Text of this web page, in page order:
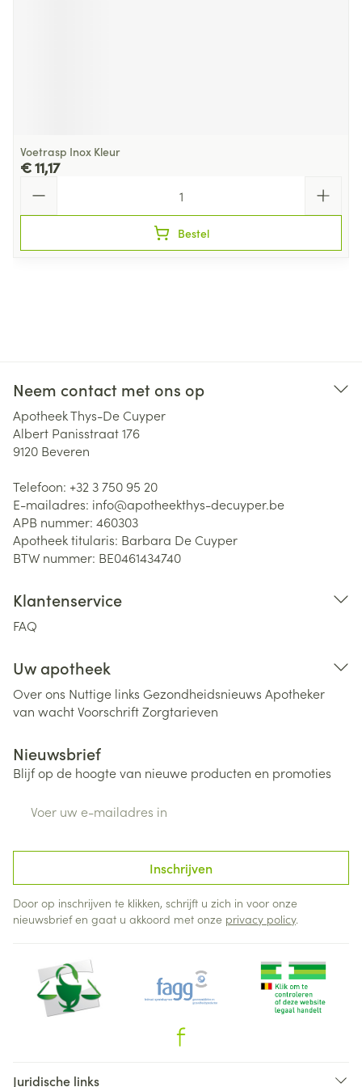
Voetrasp Inox Kleur
€ 11,17
Bestel
Neem contact met ons op
Apotheek Thys-De Cuyper
Albert Panisstraat 176
9120 Beveren
Telefoon: +32 3 750 95 20
E-mailadres: info@apotheekthys-decuyper.be
APB nummer: 460303
Apotheek titularis: Barbara De Cuyper
BTW nummer: BE0461434740
Klantenservice
FAQ
Uw apotheek
Over ons Nuttige links Gezondheidsnieuws Apotheker
van wachtVoorschriftZorgtarieven
Nieuwsbrief
Blijf op de hoogte van nieuwe producten en promoties
Inschrijven
Door op inschrijven te klikken, schrijft u zich in voor onze
nieuwsbrief en gaat u akkoord met onze privacy policy.
Juridische links